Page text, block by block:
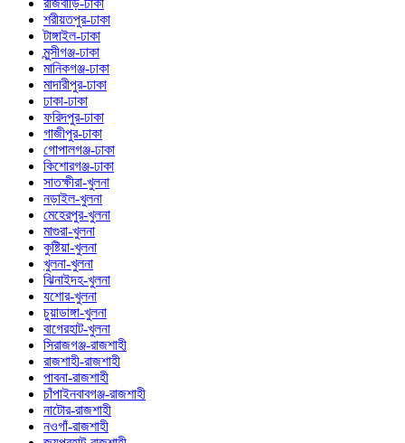
রাজবাড়ি-ঢাকা
শরীয়তপুর-ঢাকা
টাঙ্গাইল-ঢাকা
মুন্সীগঞ্জ-ঢাকা
মানিকগঞ্জ-ঢাকা
মাদারীপুর-ঢাকা
ঢাকা-ঢাকা
ফরিদপুর-ঢাকা
গাজীপুর-ঢাকা
গোপালগঞ্জ-ঢাকা
কিশোরগঞ্জ-ঢাকা
সাতক্ষীরা-খুলনা
নড়াইল-খুলনা
মেহেরপুর-খুলনা
মাগুরা-খুলনা
কুষ্টিয়া-খুলনা
খুলনা-খুলনা
ঝিনাইদহ-খুলনা
যশোর-খুলনা
চুয়াডাঙ্গা-খুলনা
বাগেরহাট-খুলনা
সিরাজগঞ্জ-রাজশাহী
রাজশাহী-রাজশাহী
পাবনা-রাজশাহী
চাঁপাইনবাবগঞ্জ-রাজশাহী
নাটোর-রাজশাহী
নওগাঁ-রাজশাহী